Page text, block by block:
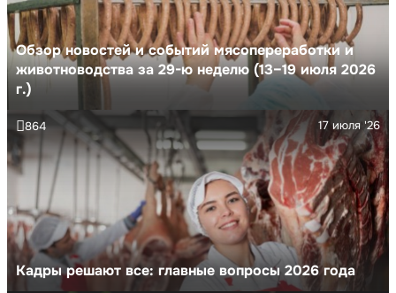
Обзор новостей и событий мясопереработки и
животноводства за 29-ю неделю (13–19 июля 2026
г.)
Кадры решают все: главные вопросы 2026 года
17 июля '26
864